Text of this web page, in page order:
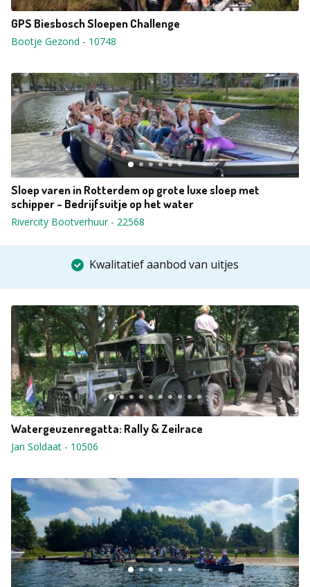
GPS Biesbosch Sloepen Challenge
Bootje Gezond - 10748
Sloep varen in Rotterdem op grote luxe sloep met
schipper - Bedrijfsuitje op het water
Rivercity Bootverhuur- 22568
Kwalitatief aanbod van uitjes
Watergeuzenregatta: Rally & Zeilrace
Jan Soldaat - 10506